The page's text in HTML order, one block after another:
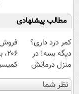
مطالب پیشنهادی
کمر درد داری؟
دیگه بسه! در
منزل درمانش
کن
(◀پرسش‌نامه)
دردسر
نظر شما